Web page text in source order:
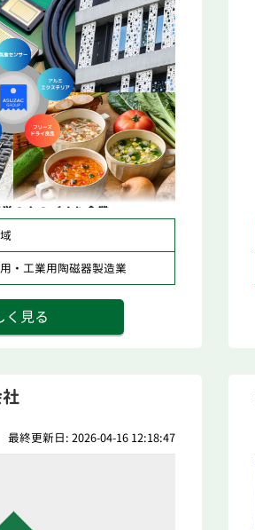
・工業用陶磁器製造業
く見る
最終更新日: 2026-04-16 12:18:47